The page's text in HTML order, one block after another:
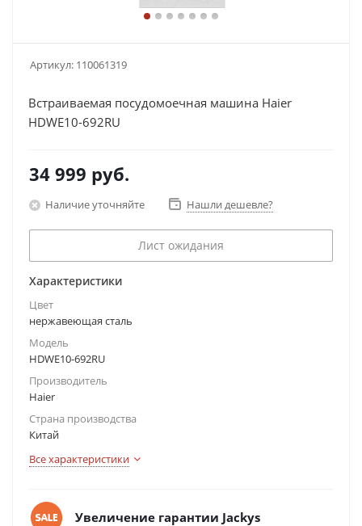
Артикул: 110061319
Встраиваемая посудомоечная машина Haier
HDWE10-692RU
34 999 руб.
Наличие уточняйте Нашли дешевле?
Лист ожидания
Характеристики
Цвет
нержавеющая сталь
Модель
HDWE10-692RU
Производитель
Haier
Страна производства
Китай
Все характеристики
Увеличение гарантии Jackys